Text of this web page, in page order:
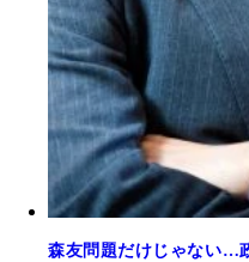
森友問題だけじゃない…